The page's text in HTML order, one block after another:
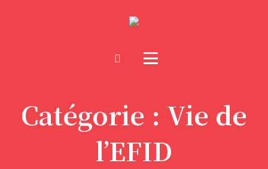
Catégorie : Vie de
l’EFID